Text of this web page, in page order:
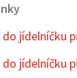
jídelníčku
jídelníčku